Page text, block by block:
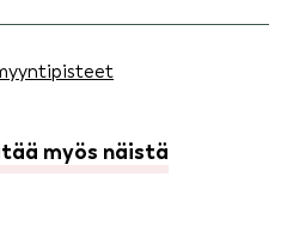
myös näistä